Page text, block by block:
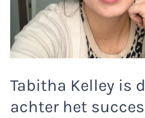
Tabitha Kelley is
achter het